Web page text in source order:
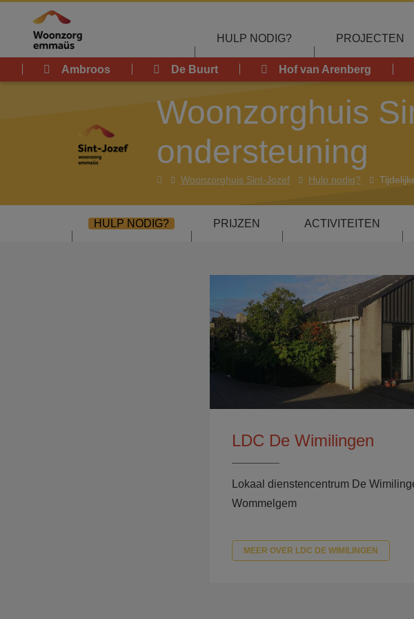
HULP NODIG? PROJECTEN
Ambroos De Buurt Hof van Arenberg
Woonzorghuis
ondersteuning
woonzorghuizen
Woonzorghuis Sint-Jozef Hulp nodig?
HULP NODIG? PRIJZEN ACTIVITEITEN
LDC De Wimilingen
Lokaal dienstencentrum De
Wommelgem
MEER OVER LDC DE WIMILINGEN